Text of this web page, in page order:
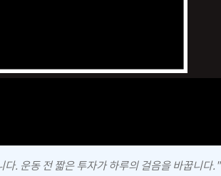
. 운동 전 짧은 투자가 하루의 걸음을 바꿉니다."